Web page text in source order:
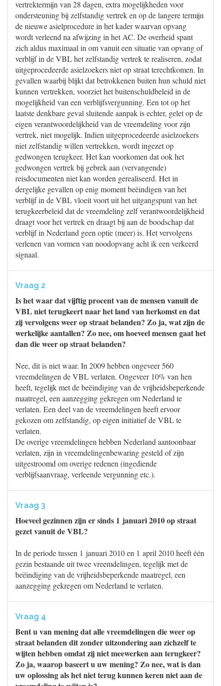
vertrektermijn van 28 dagen, extra mogelijkheden voor
ondersteuning bij zelfstandig vertrek en op de langere termijn
de nieuwe asielprocedure in het kader waarvan opvang
wordt verleend na afwijzing in het AC. De overheid spant
zich aldus maximaal in om vanuit een situatie van opvang of
verblijf in de VBL het zelfstandig vertrek te realiseren, zodat
uitgeprocedeerde asielzoekers niet op straat terechtkomen. In
gevallen waarbij blijkt dat betrokkenen buiten hun schuld niet
kunnen vertrekken, voorziet het buitenschuldbeleid in de
mogelijkheid van een verblijfsvergunning. Een tot op het
laatste denkbare geval sluitende aanpak is echter, gelet op de
eigen verantwoordelijkheid van de vreemdeling voor zijn
vertrek, niet mogelijk. Indien uitgeprocedeerde asielzoekers
niet zelfstandig willen vertrekken, wordt ingezet op
gedwongen terugkeer. Het kan voorkomen dat ook het
gedwongen vertrek bij gebrek aan (vervangende)
reisdocumenten niet kan worden gerealiseerd. Het in
dergelijke gevallen op enig moment beëindigen van het
verblijf in de VBL vloeit voort uit het uitgangspunt van het
terugkeerbeleid dat de vreemdeling zelf verantwoordelijkheid
draagt voor het vertrek en draagt bij aan de boodschap dat
verblijf in Nederland geen optie (meer) is. Het vervolgens
verlenen van vormen van noodopvang acht ik een verkeerd
signaal.
Vraag 2
Is het waar dat vijftig procent van de mensen vanuit de
VBL niet terugkeert naar het land van herkomst en dat
zij vervolgens weer op straat belanden? Zo ja, wat zijn de
werkelijke aantallen? Zo nee, om hoeveel mensen gaat het
dan die weer op straat belanden?
Nee, dit is niet waar. In 2009 hebben ongeveer 560
vreemdelingen de VBL verlaten. Ongeveer 10% van hen
heeft, tegelijk met de beëindiging van de vrijheidsbeperkende
maatregel, een aanzegging gekregen om Nederland te
verlaten. Een deel van de vreemdelingen heeft ervoor
gekozen om zelfstandig, op eigen initiatief de VBL te
verlaten.
De overige vreemdelingen hebben Nederland aantoonbaar
verlaten, zijn in vreemdelingenbewaring gesteld of zijn
uitgestroomd om overige redenen (ingediende
verblijfsaanvraag, verleende vergunning etc.).
Vraag 3
Hoeveel gezinnen zijn er sinds 1 januari 2010 op straat
gezet vanuit de VBL?
In de periode tussen 1 januari 2010 en 1 april 2010 heeft één
gezin bestaande uit twee vreemdelingen, tegelijk met de
beëindiging van de vrijheidsbeperkende maatregel, een
aanzegging gekregen om Nederland te verlaten.
Vraag 4
Bent u van mening dat alle vreemdelingen die weer op
straat belanden dit zonder uitzondering aan zichzelf te
wijten hebben omdat zij niet meewerken aan terugkeer?
Zo ja, waarop baseert u uw mening? Zo nee, wat is dan
uw oplossing als het niet terug kunnen keren niet aan de